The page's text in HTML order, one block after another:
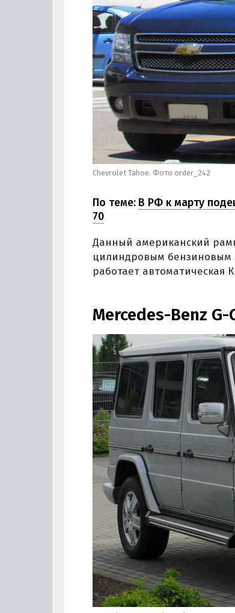
Chevrolet Tahoe. Фото order_242
По теме: В РФ к марту
70
Данный американский
цилиндровым бензиновым
работает автоматическая
Mercedes-Benz G-